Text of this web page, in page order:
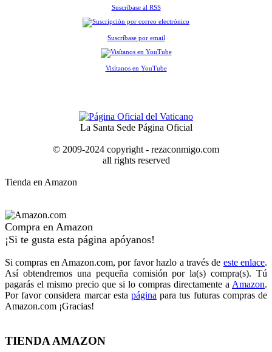
Suscríbase al RSS
Suscríbase por email
Visítanos en YouTube
La Santa Sede Página Oficial
© 2009-2024 copyright - rezaconmigo.com
all rights reserved
Tienda en Amazon
Compra en Amazon
¡Si te gusta esta página apóyanos!
Si compras en Amazon.com, por favor hazlo a través de este enlace.
Así obtendremos una pequeña comisión por la(s) compra(s). Tú
pagarás el mismo precio que si lo compras directamente a Amazon.
Por favor considera marcar esta página para tus futuras compras de
Amazon.com ¡Gracias!
TIENDA AMAZON